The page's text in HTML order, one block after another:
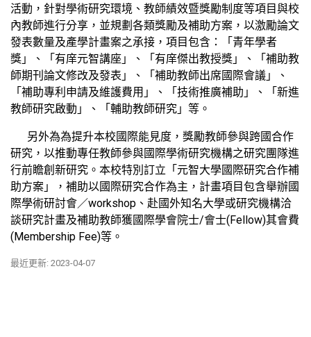
活動，針對學術研究環境、教師績效暨獎勵制度等項目與校
內教師進行分享，並規劃各類獎勵及補助方案，以激勵論文
發表數量及產學計畫案之承接，項目包含：「青年學者
獎」、「有庠元智講座」、「有庠傑出教授獎」、「補助教
師期刊論文修改及發表」、「補助教師出席國際會議」、
「補助專利申請及維護費用」、「技術推廣補助」、「新進
教師研究啟動」、「輔助教師研究」等。
另外為為提升本校國際能見度，獎勵教師參與跨國合作
研究，以推動專任教師參與國際學術研究機構之研究團隊進
行前瞻創新研究。本校特別訂立「元智大學國際研究合作補
助方案」，補助以國際研究合作為主，計畫項目包含舉辦國
際學術研討會／workshop、赴國外知名大學或研究機構洽
談研究計畫及補助教師獲國際學會院士/會士(Fellow)其會費
(Membership Fee)等。
最近更新: 2023-04-07